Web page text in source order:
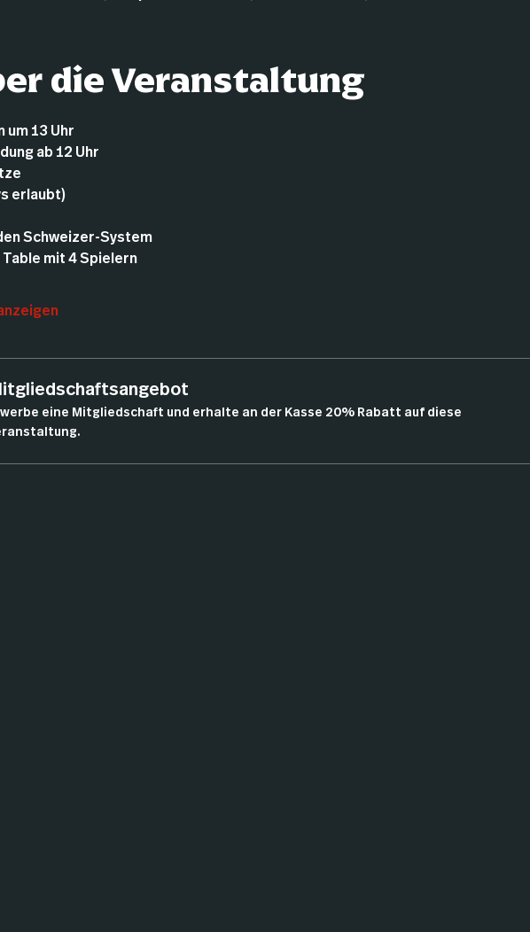
die Veranstaltung
um 13 Uhr
ab 12 Uhr
erlaubt)
Schweizer-System
Table mit 4 Spielern
eine Mitgliedschaft und erhalte an der Kasse 20% Rabatt auf diese